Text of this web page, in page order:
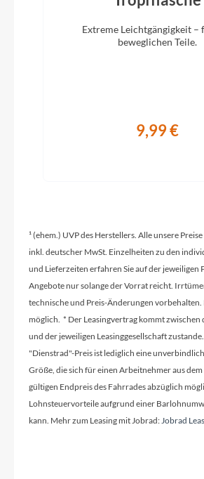
Hinterrad Nabe
Laminar CL07JB1 BK 39/
Schaltwerk
Shimano Deore RD-M5120-
Rahmenmaterial
Aluminium
Samox EC40
Extreme Leichtgängigkeit –
beweglichen Teile.
9,99 €
¹ (ehem.) UVP des Herstellers. Alle unsere
inkl. deutscher MwSt. Einzelheiten zu den
und Lieferzeiten erfahren Sie auf der jeweiligen
Angebote nur solange der Vorrat reicht.
technische und Preis-Änderungen
möglich. * Der Leasingvertrag kommt zwischen
und der jeweiligen Leasinggesellschaft
"Dienstrad"-Preis ist lediglich eine
Größe, die sich für einen Arbeitnehmer aus
gültigen Endpreis des Fahrrades abzüglich
Lohnsteuervorteile aufgrund einer
kann. Mehr zum Leasing mit Jobrad:Jobrad